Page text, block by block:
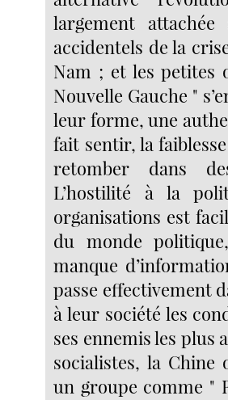
largement
accidentels de la
Nam ; et les petites
Nouvelle Gauche "
leur forme, une
fait sentir, la
retomber dans
L’hostilité à la
organisations est
du monde
manque
passe effectivement
à leur société les
ses ennemis les plus
socialistes, la
un groupe comme "